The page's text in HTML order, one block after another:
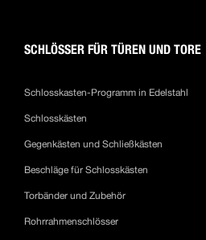
SCHLÖSSER FÜR TÜREN UND TORE
Schlosskasten-Programm in Edelstahl
Schlosskästen
Gegenkästen und Schließkästen
Beschläge für Schlosskästen
Torbänder und Zubehör
Rohrrahmenschlösser